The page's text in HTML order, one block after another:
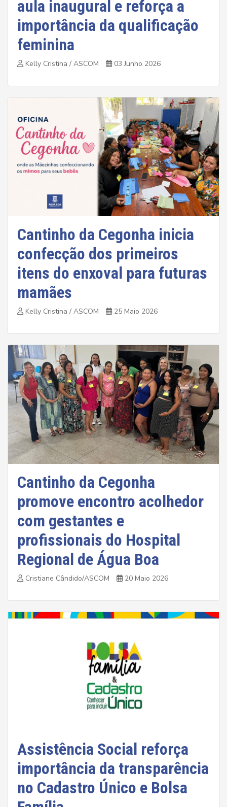
aula inaugural e reforça a
importância da qualificação
feminina
Kelly Cristina / ASCOM 03 Junho 2026
Cantinho da Cegonha inicia
confecção dos primeiros
itens do enxoval para futuras
mamães
Kelly Cristina / ASCOM 25 Maio 2026
Cantinho da Cegonha
promove encontro acolhedor
com gestantes e
profissionais do Hospital
Regional de Água Boa
Cristiane Cândido/ASCOM 20 Maio 2026
Assistência Social reforça
importância da transparência
no Cadastro Único e Bolsa